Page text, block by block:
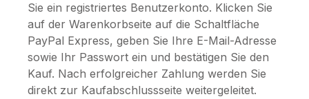
Sie ein registriertes Benutzerkonto. Klicken Sie
auf der Warenkorbseite auf die Schaltfläche
PayPal Express, geben Sie Ihre E-Mail-Adresse
sowie Ihr Passwort ein und bestätigen Sie den
Kauf. Nach erfolgreicher Zahlung werden Sie
direkt zur Kaufabschlussseite weitergeleitet.